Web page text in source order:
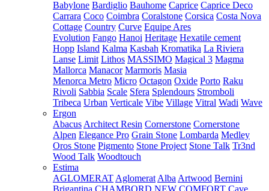
Babylone Bardiglio Bauhome Caprice Caprice Deco
Carrara Coco Coimbra Coralstone Corsica Costa Nova
Cottage Country Curve Equipe Ares
Evolution Fango Hanoi Heritage Hexatile cement
Hopp Island Kalma Kasbah Kromatika La Riviera
Lanse Limit Lithos MASSIMO Magical 3 Magma
Mallorca Manacor Marmoris Masia
Menorca Metro Micro Octagon Oxide Porto Raku
Rivoli Sabbia Scale Sfera Splendours Stromboli
Tribeca Urban Verticale Vibe Village Vitral Wadi Wave
Ergon
Abacus Architect Resin Cornerstone Cornerstone
Alpen Elegance Pro Grain Stone Lombarda Medley
Oros Stone Pigmento Stone Project Stone Talk Tr3nd
Wood Talk Woodtouch
Estima
AGLOMERAT Aglomerat Alba Artwood Bernini